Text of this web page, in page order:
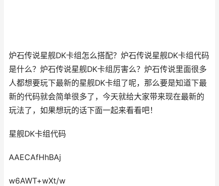
炉石传说星舰DK卡组怎么搭配？炉石传说星舰DK卡组代码
是什么？炉石传说星舰DK卡组厉害么？炉石传说里面很多
人都想要玩下最新的星舰DK卡组了呢，那么要是知道下最
新的代码就会简单很多了，今天就给大家带来现在最新的
玩法了，如果想玩的话下面一起来看看吧！
星舰DK卡组代码
AAECAfHhBAj
w6AWT+wXt/w